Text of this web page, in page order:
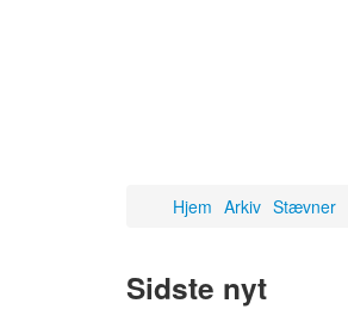
Hjem Arkiv Stævner
Sidste nyt